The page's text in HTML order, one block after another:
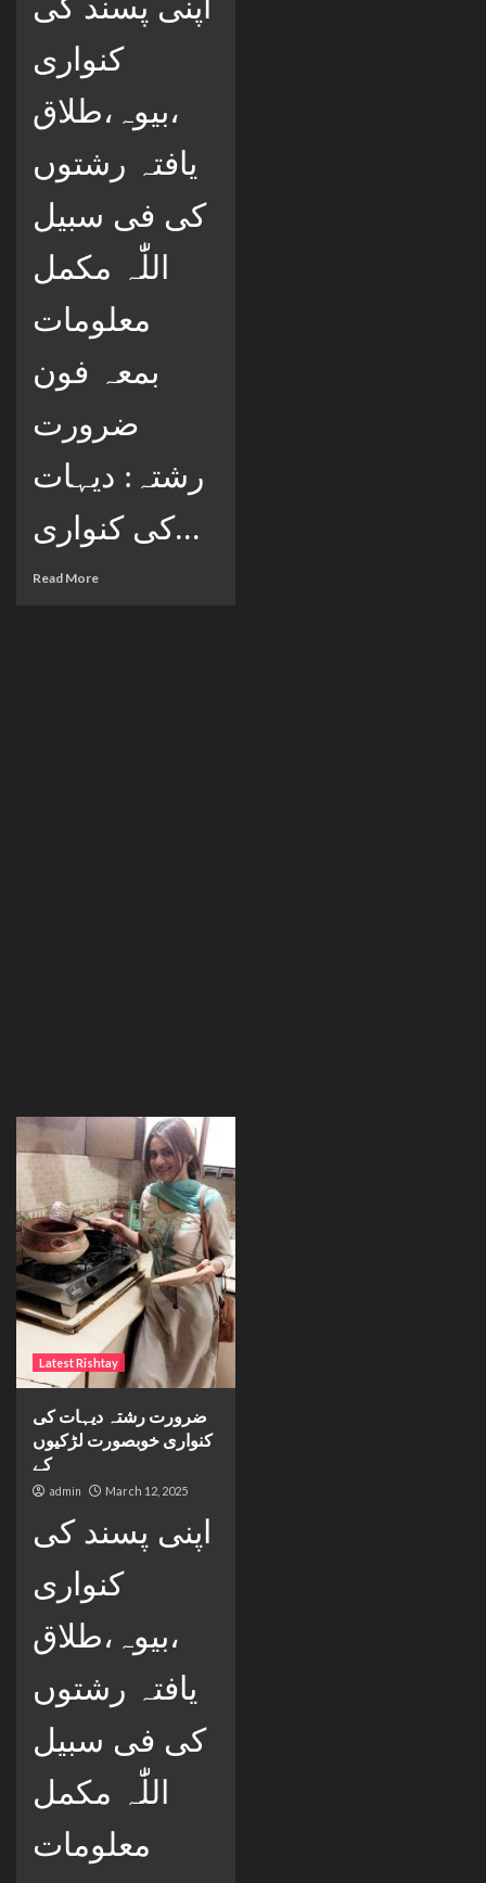
کنواری
،بیوہ،طلاق
یافتہ رشتوں
کی فی سبیل
اللّٰہ مکمل
معلومات
بمعہ فون
ضرورت
رشتہ: دیہات
کی کنواری...
Read More
Latest Rishtay
ضرورت رشتہ دیہات کی
کنواری خوبصورت لڑکیوں
کے
admin March 12, 2025
اپنی پسند کی
کنواری
،بیوہ،طلاق
یافتہ رشتوں
کی فی سبیل
اللّٰہ مکمل
معلومات